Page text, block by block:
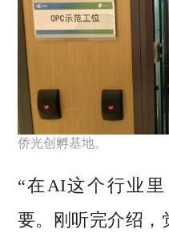
侨光创孵基地。
“在AI这个行业
要。刚听完介绍，